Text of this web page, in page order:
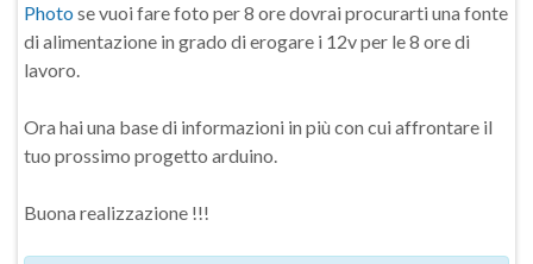
Photo se vuoi fare foto per 8 ore dovrai procurarti una fonte
di alimentazione in grado di erogare i 12v per le 8 ore di
lavoro.
Ora hai una base di informazioni in più con cui affrontare il
tuo prossimo progetto arduino.
Buona realizzazione !!!